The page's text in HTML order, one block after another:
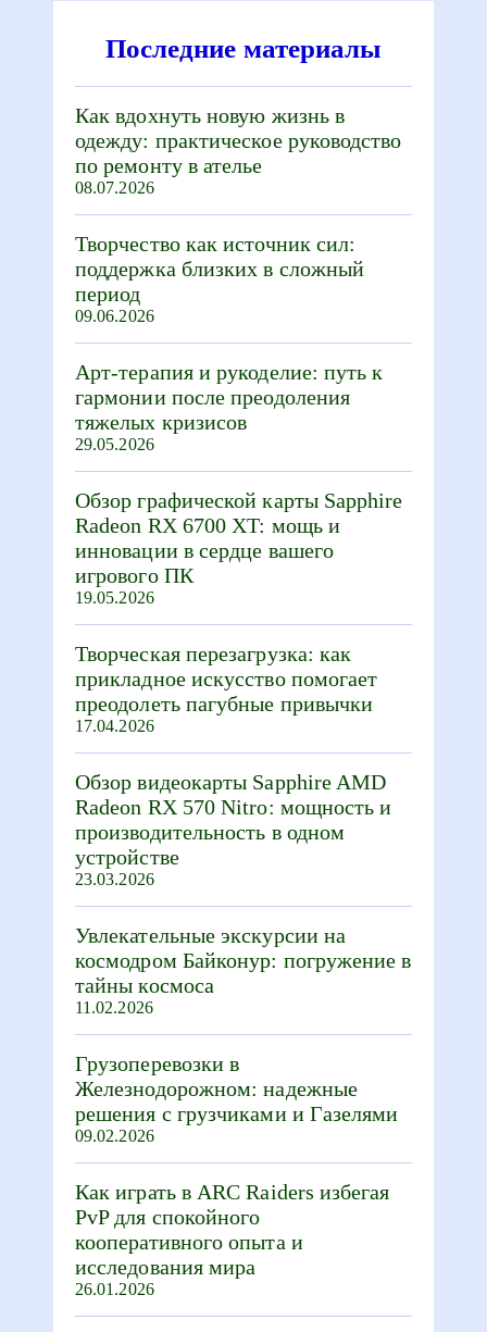
Последние материалы
Как вдохнуть новую жизнь в
одежду: практическое руководство
по ремонту в ателье
08.07.2026
Творчество как источник сил:
поддержка близких в сложный
период
09.06.2026
Арт-терапия и рукоделие: путь к
гармонии после преодоления
тяжелых кризисов
29.05.2026
Обзор графической карты Sapphire
Radeon RX 6700 XT: мощь и
инновации в сердце вашего
игрового ПК
19.05.2026
Творческая перезагрузка: как
прикладное искусство помогает
преодолеть пагубные привычки
17.04.2026
Обзор видеокарты Sapphire AMD
Radeon RX 570 Nitro: мощность и
производительность в одном
устройстве
23.03.2026
Увлекательные экскурсии на
космодром Байконур: погружение в
тайны космоса
11.02.2026
Грузоперевозки в
Железнодорожном: надежные
решения с грузчиками и Газелями
09.02.2026
Как играть в ARC Raiders избегая
PvP для спокойного
кооперативного опыта и
исследования мира
26.01.2026